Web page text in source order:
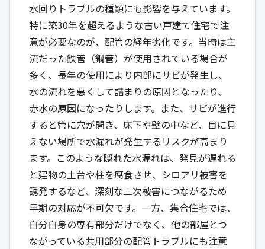
水回りトラブルの種類にも影響を与えています。
特に築30年を超えるような古い戸建て住宅で注
意が必要なのが、配管の経年劣化です。当時は主
流だった鉄管（鋼管）が使用されている場合が
多く、長年の使用により内部にサビが発生し、
水の流れを悪くして詰まりの原因となったり、
赤水の原因になったりします。また、サビが進行
すると管に穴が開き、床下や壁の中など、目に見
えない場所で水漏れが発生するリスクが高まり
ます。このような隠れた水漏れは、発見が遅れる
と建物の土台や柱を腐食させ、シロアリ被害を
誘発するなど、深刻な二次被害につながるため
早期の対応が不可欠です。一方、集合住宅では、
自分自身の専有部分だけでなく、他の部屋とつ
ながっている共用部分の配管トラブルにも注意